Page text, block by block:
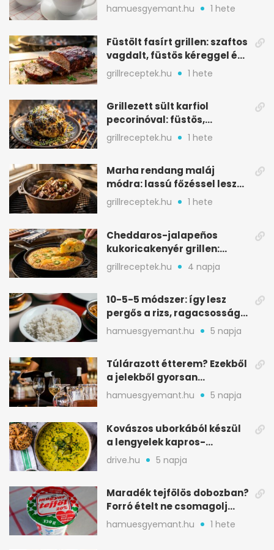
melegítő itala
hamuesgyemant.hu 1 hete
Füstölt fasírt grillen: szaftos
vagdalt, füstös kéreggel és
BBQ mázzal
grillreceptek.hu 1 hete
Grillezett sült karfiol
pecorinóval: füstös,
karamellizált nyári kedvenc
grillreceptek.hu 1 hete
Marha rendang maláj
módra: lassú főzéssel lesz
igazán szaftos
grillreceptek.hu 1 hete
Cheddaros-jalapeños
kukoricakenyér grillen:
ropogós alj, puha belső
grillreceptek.hu 4 napja
10-5-5 módszer: így lesz
pergős a rizs, ragacsosság
nélkül
hamuesgyemant.hu 5 napja
Túlárazott étterem? Ezekből
a jelekből gyorsan
észreveheted
hamuesgyemant.hu 5 napja
Kovászos uborkából készül
a lengyelek kapros-
savanykás levese
drive.hu 5 napja
Maradék tejfölös dobozban?
Forró ételt ne csomagolj
ilyen tégelybe
hamuesgyemant.hu 1 hete